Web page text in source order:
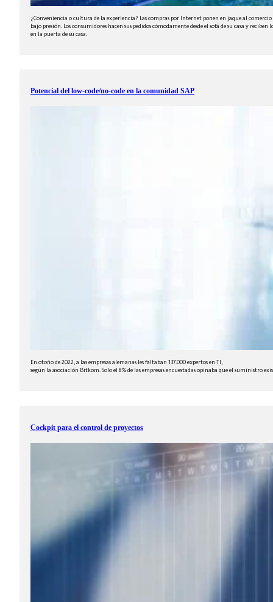
¿Conveniencia o cultura de la experiencia? Las compras por Internet ponen en jaque al
bajo presión. Los consumidores hacen sus pedidos cómodamente desde el sofá de su casa y reciben
en la puerta de su casa.
Potencial del low-code/no-code en la comunidad SAP
En otoño de 2022, a las empresas alemanas les faltaban 137.000 expertos en TI,
según la asociación Bitkom. Solo el 8% de las empresas encuestadas opinaba que el suministro
Cockpit para el control de proyectos